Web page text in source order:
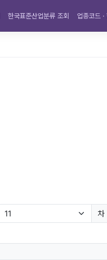
한국표준산업분류 조회 업종코드
차